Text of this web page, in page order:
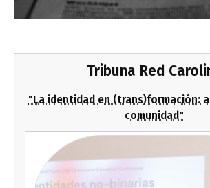
Tribuna Red
"La identidad en (trans)formación:
comunidad"